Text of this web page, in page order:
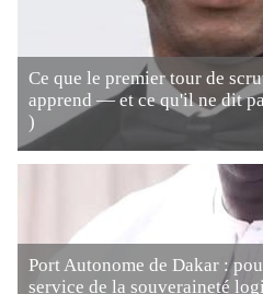
Ce que le premier tour de
apprend — et ce qu'il ne dit
)
Port Autonome de Dakar :
service de la souveraineté